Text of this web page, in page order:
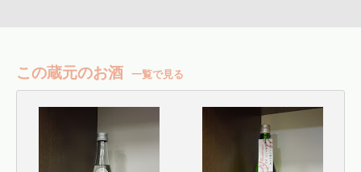
この蔵元のお酒 一覧で見る